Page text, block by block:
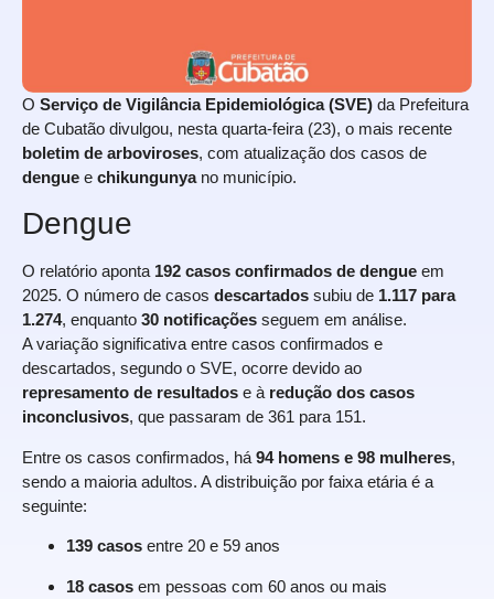
O Serviço de Vigilância Epidemiológica (SVE) da Prefeitura
de Cubatão divulgou, nesta quarta-feira (23), o mais recente
boletim de arboviroses, com atualização dos casos de
dengue e chikungunyano município.
Dengue
O relatório aponta 192 casos confirmados de dengue em
2025. O número de casos descartados subiu de 1.117 para
1.274, enquanto 30 notificações seguem em análise.
A variação significativa entre casos confirmados e
descartados, segundo o SVE, ocorre devido ao
represamento de resultados e à redução dos casos
inconclusivos, que passaram de 361 para 151.
Entre os casos confirmados, há 94 homens e 98 mulheres,
sendo a maioria adultos. A distribuição por faixa etária é a
seguinte:
139 casos entre 20 e 59 anos
18 casos em pessoas com 60 anos ou mais